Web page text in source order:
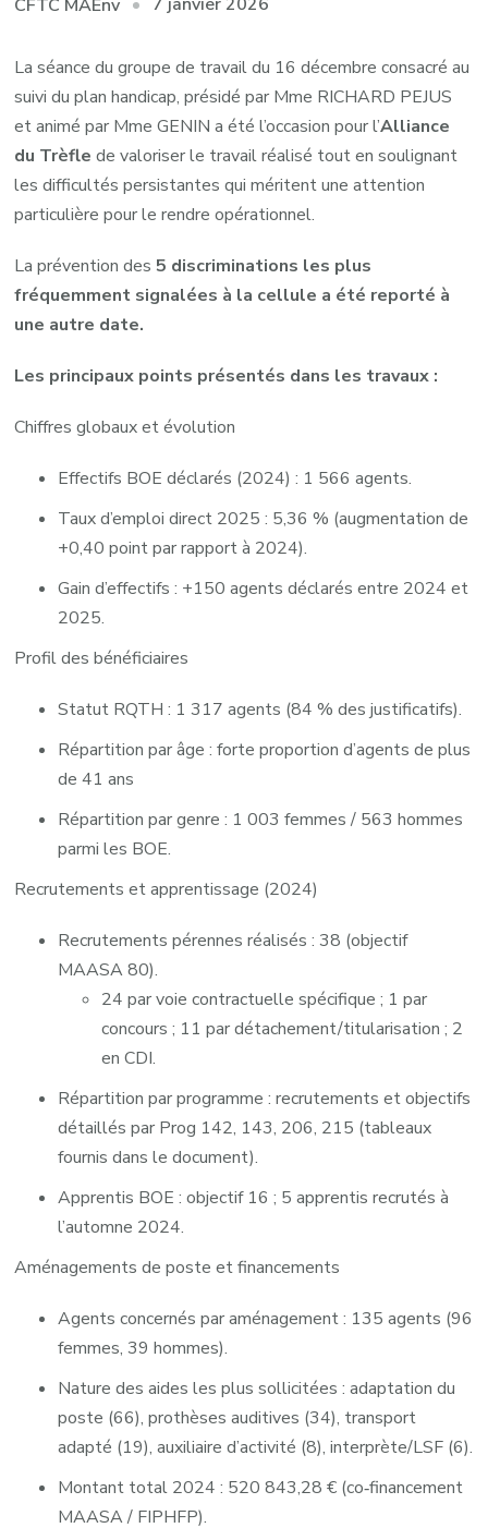
CFTC MAEnv
La séance du groupe de travail du 16 décembre consacré au
suivi du plan handicap, présidé par Mme RICHARD PEJUS
et animé par Mme GENIN a été l’occasion pour l’Alliance
du Trèfle de valoriser le travail réalisé tout en soulignant
les difficultés persistantes qui méritent une attention
particulière pour le rendre opérationnel.
La prévention des5 discriminations les plus
fréquemment signalées à la cellule a été reporté à
une autre date.
Les principaux points présentés dans les travaux :
Chiffres globaux et évolution
Effectifs BOE déclarés (2024) : 1 566 agents.
Taux d’emploi direct 2025 : 5,36 % (augmentation de
+0,40 point par rapport à 2024).
Gain d’effectifs : +150 agents déclarés entre 2024 et
2025.
Profil des bénéficiaires
Statut RQTH : 1 317 agents (84 % des justificatifs).
Répartition par âge : forte proportion d’agents de plus
de 41 ans
Répartition par genre : 1 003 femmes / 563 hommes
parmi les BOE.
Recrutements et apprentissage (2024)
Recrutements pérennes réalisés : 38 (objectif
MAASA 80).
24 par voie contractuelle spécifique ; 1 par
concours ; 11 par détachement/titularisation ; 2
en CDI.
Répartition par programme : recrutements et objectifs
détaillés par Prog 142, 143, 206, 215 (tableaux
fournis dans le document).
Apprentis BOE : objectif 16 ; 5 apprentis recrutés à
l’automne 2024.
Aménagements de poste et financements
Agents concernés par aménagement : 135 agents (96
femmes, 39 hommes).
Nature des aides les plus sollicitées : adaptation du
poste (66), prothèses auditives (34), transport
adapté (19), auxiliaire d’activité (8), interprète/LSF (6).
Montant total 2024 : 520 843,28 € (co‑financement
MAASA / FIPHFP).